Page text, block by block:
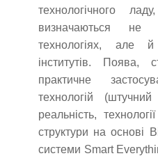
технологічного
визначаються не
технологіях, але
інститутів. Поява,
практичне
технологій
реальність,
структури на основі
системи Smart